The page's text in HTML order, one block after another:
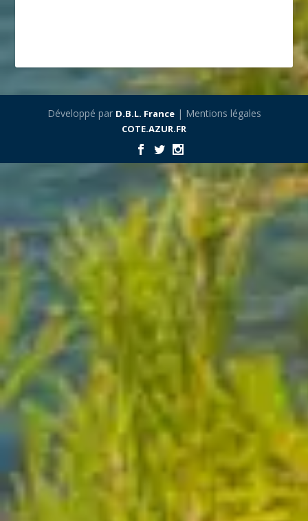
Développé par D.B.L. France| Mentions légales
COTE.AZUR.FR